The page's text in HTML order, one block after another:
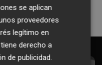
se aplican
proveedores
legítimo en
derecho a
de publicidad.